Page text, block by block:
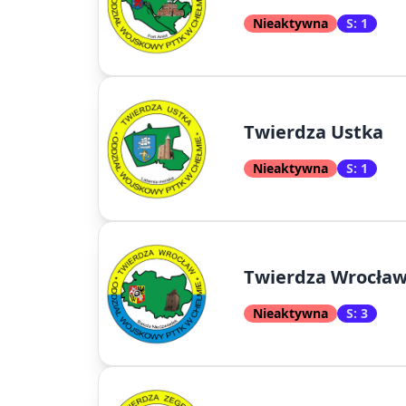
Nieaktywna S: 1
Twierdza Ustka
Nieaktywna S: 1
Twierdza
Nieaktywna S: 3